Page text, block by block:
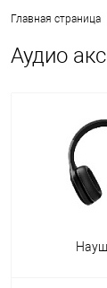
Главная страница
Аудио